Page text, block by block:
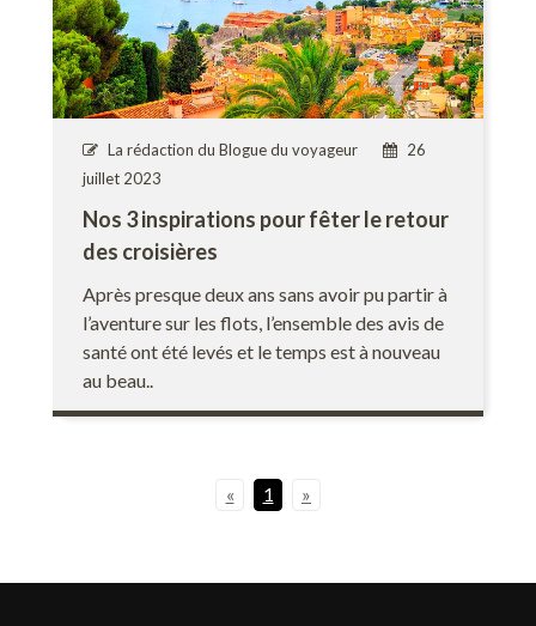
La rédaction du Blogue du voyageur
26
juillet 2023
Nos 3 inspirations pour fêter le retour
des croisières
Après presque deux ans sans avoir pu partir à
l’aventure sur les flots, l’ensemble des avis de
santé ont été levés et le temps est à nouveau
au beau..
« 1 »